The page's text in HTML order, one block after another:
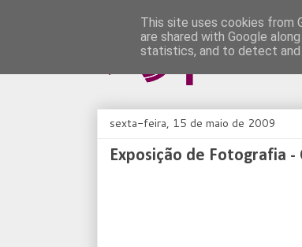
sexta-feira, 15 de maio de 2009
Exposição de Fotografia -
This site uses cookies from
are shared with Google
statistics, and to detect and